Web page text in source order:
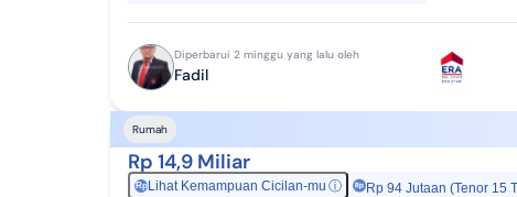
Diperbarui 2 minggu yang lalu oleh
Fadil
Rumah
Rp 14,9 Miliar
RpLihat Kemampuan Cicilan-mu ⓘ Rp 94 Jutaan (Tenor 15